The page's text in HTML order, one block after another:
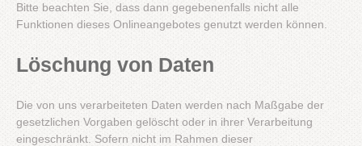
Bitte beachten Sie, dass dann gegebenenfalls nicht alle
Funktionen dieses Onlineangebotes genutzt werden können.
Löschung von Daten
Die von uns verarbeiteten Daten werden nach Maßgabe der
gesetzlichen Vorgaben gelöscht oder in ihrer Verarbeitung
eingeschränkt. Sofern nicht im Rahmen dieser